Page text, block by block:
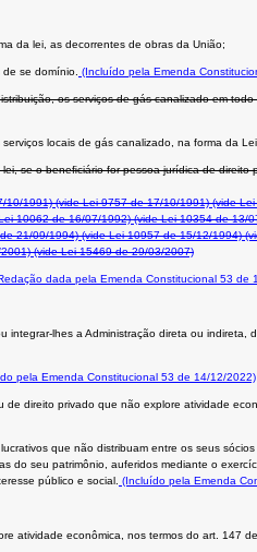
da lei, as decorrentes de obras da União;
se domínio. (Incluído pela Emenda
os serviços de gás canalizado em
locais de gás canalizado, na forma da Lei.
se o beneﬁciário for pessoa jurídica de
10/1991)(vide Lei 9757 de 17/10/1991)(vide Lei
10062 de 16/07/1992)(vide Lei 10354 de 13/
21/09/1994)(vide Lei 10957 de 15/12/1994)
(vide Lei 15469 de 29/03/2007)
dada pela Emenda Constitucional 53 de
lhes a Administração direta ou
pela Emenda Constitucional 53 de 14/12/2022)
direito privado que não explore atividade
que não distribuam entre os seus
seu patrimônio, auferidos mediante o
público e social. (Incluído pela Emenda
atividade econômica, nos termos do art. 147